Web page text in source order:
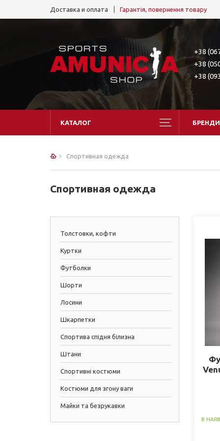
Доставка и оплата Гарантія, повернення товару
+38
+38
+38
КАТАЛОГ БРЕНДИ
Спортивная одежда
Спортивная одежда
Толстовки, кофти
Куртки
Футболки
Шорти
Лосини
Шкарпетки
Спортива спідня білизна
Штани
Спортивні костюми
Костюми для згону ваги
Майки та безрукавки
В